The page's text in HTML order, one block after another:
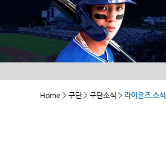
Home > 구단 > 구단소식 > 라이온즈 소식